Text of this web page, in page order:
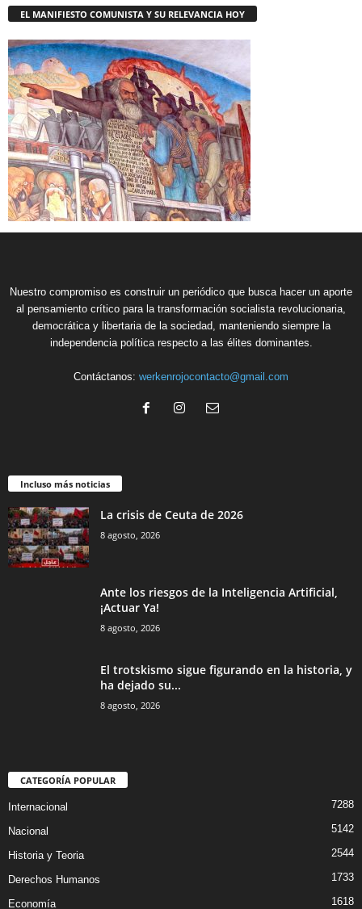
EL MANIFIESTO COMUNISTA Y SU RELEVANCIA HOY
Nuestro compromiso es construir un periódico que busca hacer un aporte
al pensamiento crítico para la transformación socialista revolucionaria,
democrática y libertaria de la sociedad, manteniendo siempre la
independencia política respecto a las élites dominantes.
Contáctanos: werkenrojocontacto@gmail.com
Incluso más noticias
La crisis de Ceuta de 2026
8 agosto, 2026
Ante los riesgos de la Inteligencia Artificial,
¡Actuar Ya!
8 agosto, 2026
El trotskismo sigue figurando en la historia, y
ha dejado su...
8 agosto, 2026
CATEGORÍA POPULAR
Internacional 7288
Nacional 5142
Historia y Teoria 2544
Derechos Humanos 1733
Economía 1618